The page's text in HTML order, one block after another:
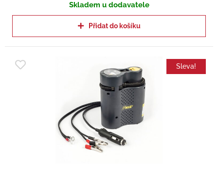
Skladem u dodavatele
Přidat do košíku
Sleva!